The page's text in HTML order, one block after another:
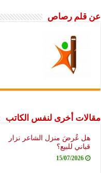
عن قلم رصاص
مقالات أخرى لنفس الكاتب
هل عُرضَ منزل الشاعر نزار
قباني للبيع؟
15/07/2026